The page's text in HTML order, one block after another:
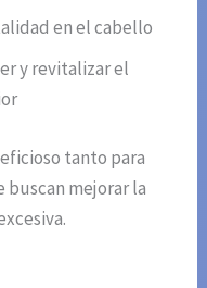
en el cabello
y revitalizar el
tanto para
buscan mejorar la